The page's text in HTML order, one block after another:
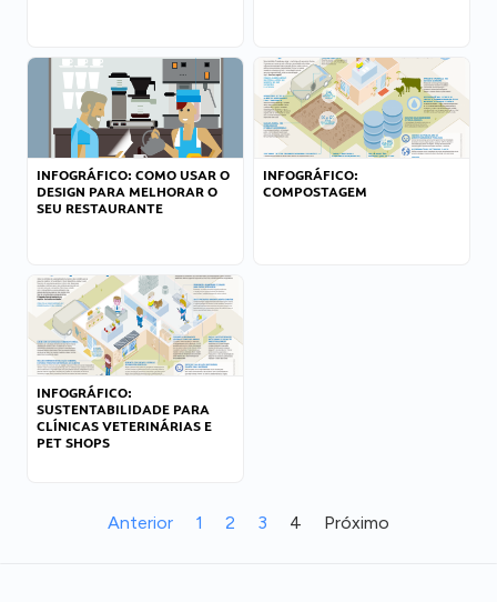
INFOGRÁFICO: COMO USAR O
DESIGN PARA MELHORAR O
SEU RESTAURANTE
INFOGRÁFICO:
COMPOSTAGEM
INFOGRÁFICO:
SUSTENTABILIDADE PARA
CLÍNICAS VETERINÁRIAS E
PET SHOPS
Anterior 1 2 3 4 Próximo